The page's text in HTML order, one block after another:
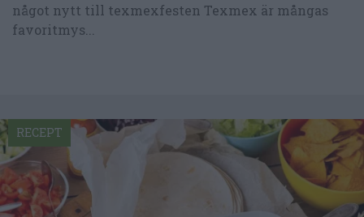
något nytt till texmexfesten Texmex är mångas
favoritmys...
RECEPT